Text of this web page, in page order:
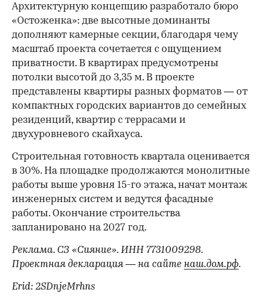
Архитектурную концепцию разработало бюро
«Остоженка»: две высотные доминанты
дополняют камерные секции, благодаря чему
масштаб проекта сочетается с ощущением
приватности. В квартирах предусмотрены
потолки высотой до 3,35 м. В проекте
представлены квартиры разных форматов — от
компактных городских вариантов до семейных
резиденций, квартир с террасами и
двухуровневого скайхауса.
Строительная готовность квартала оценивается
в 30%. На площадке продолжаются монолитные
работы выше уровня 15-го этажа, начат монтаж
инженерных систем и ведутся фасадные
работы. Окончание строительства
запланировано на 2027 год.
Реклама. СЗ «Сияние». ИНН 7731009298.
Проектная декларация — на сайте наш.дом.рф.
Erid: 2SDnjeMrhns